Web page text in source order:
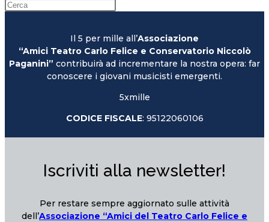
Il 5 per mille all’Associazione
“Amici Teatro Carlo Felice e Conservatorio Niccolò
Paganini” contribuirà ad incrementare la nostra opera: far
conoscere i giovani musicisti emergenti.
5xmille
CODICE FISCALE: 95122060106
Iscriviti alla newsletter!
Per restare sempre aggiornato sulle attività
dell’Associazione “Amici del Teatro Carlo Felice e